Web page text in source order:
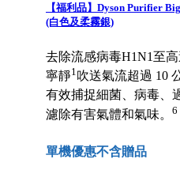
【福利品】Dyson Purifier
(白色及柔霧銀)
去除流感病毒H1N1至高
寧靜1吹送氣流超過 10
有效捕捉細菌、病毒、
濾除有害氣體和氣味。 6
單機優惠不含贈品